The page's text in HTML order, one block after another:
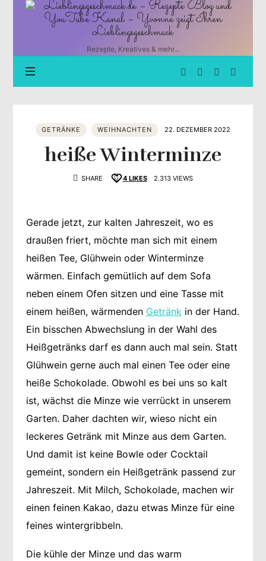
Lieblingsgeschmack.de
Rezepte
und
YouTube
Kanal
zeigt
Ihren
Lieblingsgeschmack
Rezepte, Kreatives & mehr...
GETRÄNKE WEIHNACHTEN 22. DEZEMBER 2022
heiße Winterminze
SHARE 4 LIKES 2.313 VIEWS
Gerade jetzt, zur kalten Jahreszeit, wo es
draußen friert, möchte man sich mit einem
heißen Tee, Glühwein oder Winterminze
wärmen. Einfach gemütlich auf dem Sofa
neben einem Ofen sitzen und eine Tasse mit
einem heißen, wärmenden Getränkin der Hand.
Ein bisschen Abwechslung in der Wahl des
Heißgetränks darf es dann auch mal sein. Statt
Glühwein gerne auch mal einen Tee oder eine
heiße Schokolade. Obwohl es bei uns so kalt
ist, wächst die Minze wie verrückt in unserem
Garten. Daher dachten wir, wieso nicht ein
leckeres Getränk mit Minze aus dem Garten.
Und damit ist keine Bowle oder Cocktail
gemeint, sondern ein Heißgetränk passend zur
Jahreszeit. Mit Milch, Schokolade, machen wir
einen feinen Kakao, dazu etwas Minze für eine
feines wintergribbeln.
Die kühle der Minze und das warm